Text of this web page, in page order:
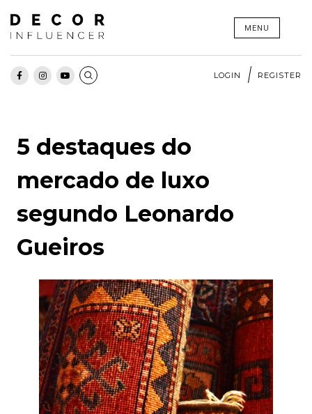
Skip
content
MENU
LOGIN REGISTER
5 destaques do
mercado de luxo
segundo Leonardo
Gueiros